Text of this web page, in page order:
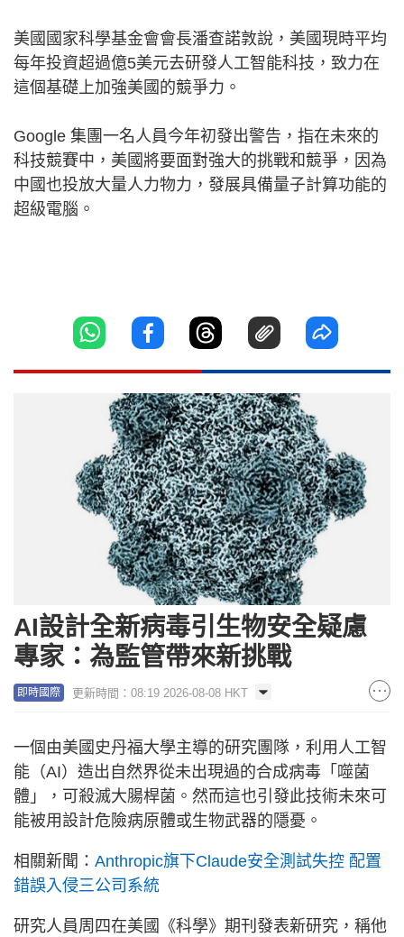
美國國家科學基金會會長潘查諾敦說，美國現時平均
每年投資超過億5美元去研發人工智能科技，致力在
這個基礎上加強美國的競爭力。
Google 集團一名人員今年初發出警告，指在未來的
科技競賽中，美國將要面對強大的挑戰和競爭，因為
中國也投放大量人力物力，發展具備量子計算功能的
超級電腦。
AI設計全新病毒引生物安全疑慮
專家：為監管帶來新挑戰
即時國際 更新時間：08:19 2026-08-08 HKT
一個由美國史丹福大學主導的研究團隊，利用人工智
能（AI）造出自然界從未出現過的合成病毒「噬菌
體」，可殺滅大腸桿菌。然而這也引發此技術未來可
能被用設計危險病原體或生物武器的隱憂。
相關新聞： Anthropic旗下Claude安全測試失控 配置
錯誤入侵三公司系統
研究人員周四在美國《科學》期刊發表新研究，稱他